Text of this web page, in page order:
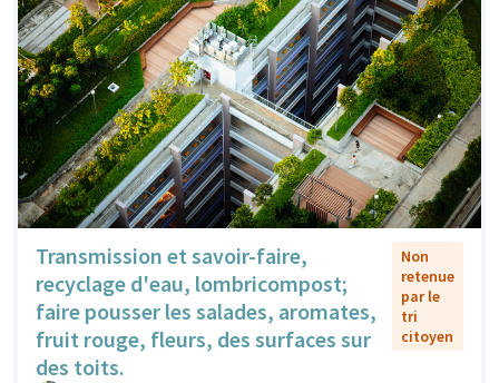
Transmission et savoir-faire,
recyclage d'eau, lombricompost;
faire pousser les salades, aromates,
fruit rouge, fleurs, des surfaces sur
des toits.
Non
retenue
par le
tri
citoyen